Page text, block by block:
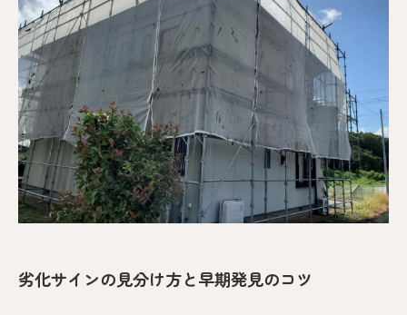
劣化サインの見分け方と早期発見のコツ